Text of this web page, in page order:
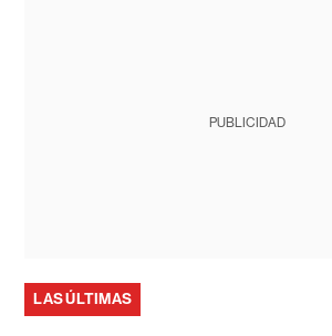
PUBLICIDAD
LAS ÚLTIMAS